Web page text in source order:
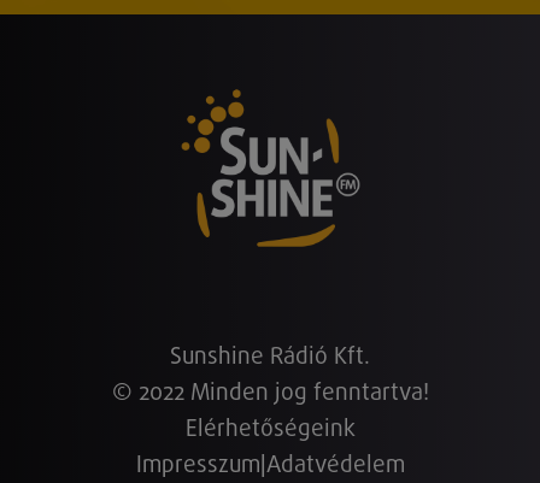
Sunshine Rádió Kft.
© 2022 Minden jog fenntartva!
Elérhetőségeink
Impresszum Adatvédelem